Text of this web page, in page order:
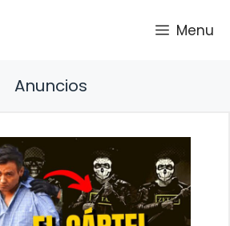
Menu
Anuncios